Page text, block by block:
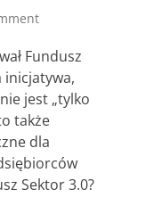
Fundusz
inicjatywa,
jest „tylko
także
dla
Sektor 3.0?